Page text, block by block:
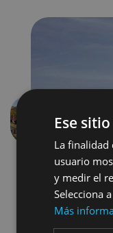
Aurrekoa
Ese
La finalidad
usuario
y medir el
Selecciona
Más